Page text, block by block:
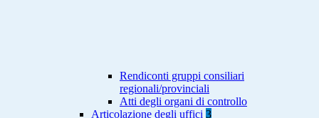
Rendiconti gruppi consiliari
regionali/provinciali
Atti degli organi di controllo
Articolazione degli uffici 3